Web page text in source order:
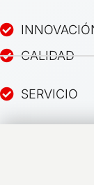
CALIDAD
SERVICIO